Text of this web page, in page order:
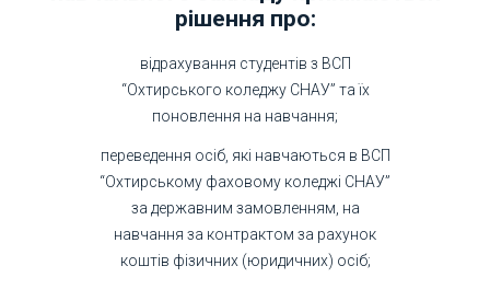
рішення про:
відрахування студентів з ВСП
“Охтирського коледжу СНАУ” та їх
поновлення на навчання;
переведення осіб, які навчаються в ВСП
“Охтирському фаховому коледжі СНАУ”
за державним замовленням, на
навчання за контрактом за рахунок
коштів фізичних (юридичних) осіб;